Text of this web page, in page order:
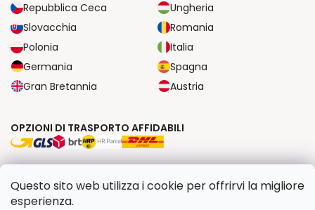
Questo sito web utilizza i cookie per offrirvi la migliore
esperienza.
Repubblica Ceca
Ungheria
Slovacchia
Romania
Polonia
Italia
Germania
Spagna
Gran Bretannia
Austria
OPZIONI DI TRASPORTO AFFIDABILI